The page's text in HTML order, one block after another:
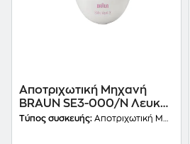
Αποτριχωτική Μηχανή
BRAUN SE3-000/N Λευκό-
Ροζ
Τύπος συσκευής: Αποτριχωτική Μηχανή